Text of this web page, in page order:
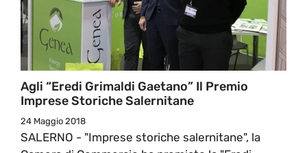
Agli “Eredi Grimaldi Gaetano” Il Premio
Imprese Storiche Salernitane
24 Maggio 2018
SALERNO - "Imprese storiche salernitane", la